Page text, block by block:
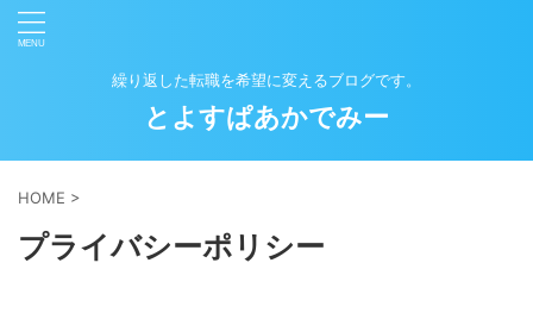
繰り返した転職を希望に変えるブログです。
とよすぱあかでみー
HOME >
プライバシーポリシー